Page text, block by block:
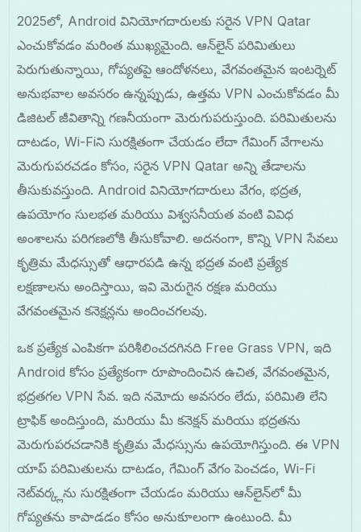
2025లో, Android వినియోగదారులకు సరైన VPN Qatar
ఎంచుకోవడం మరింత ముఖ్యమైంది. ఆన్‌లైన్ పరిమితులు
పెరుగుతున్నాయి, గోప్యతపై ఆందోళనలు, వేగవంతమైన ఇంటర్నెట్
అనుభవాల అవసరం ఉన్నప్పుడు, ఉత్తమ VPN ఎంచుకోవడం మీ
డిజిటల్ జీవితాన్ని గణనీయంగా మెరుగుపరుస్తుంది. పరిమితులను
దాటడం, Wi-Fiని సురక్షితంగా చేయడం లేదా గేమింగ్ వేగాలను
మెరుగుపరచడం కోసం, సరైన VPN Qatar అన్ని తేడాలను
తీసుకువస్తుంది. Android వినియోగదారులు వేగం, భద్రత,
ఉపయోగం సులభత మరియు విశ్వసనీయత వంటి వివిధ
అంశాలను పరిగణలోకి తీసుకోవాలి. అదనంగా, కొన్ని VPN సేవలు
కృత్రిమ మేధస్సుతో ఆధారపడి ఉన్న భద్రత వంటి ప్రత్యేక
లక్షణాలను అందిస్తాయి, ఇవి మెరుగైన రక్షణ మరియు
వేగవంతమైన కనెక్షన్లను అందించగలవు.
ఒక ప్రత్యేక ఎంపికగా పరిశీలించదగినది Free Grass VPN, ఇది
Android కోసం ప్రత్యేకంగా రూపొందించిన ఉచిత, వేగవంతమైన,
భద్రతగల VPN సేవ. ఇది నమోదు అవసరం లేదు, పరిమితి లేని
ట్రాఫిక్ అందిస్తుంది, మరియు మీ కనెక్షన్ మరియు భద్రతను
మెరుగుపరచడానికి కృత్రిమ మేధస్సును ఉపయోగిస్తుంది. ఈ VPN
యాప్ పరిమితులను దాటడం, గేమింగ్ వేగం పెంచడం, Wi-Fi
నెట్‌వర్క్లను సురక్షితంగా చేయడం మరియు ఆన్‌లైన్‌లో మీ
గోప్యతను కాపాడడం కోసం అనుకూలంగా ఉంటుంది. మీ